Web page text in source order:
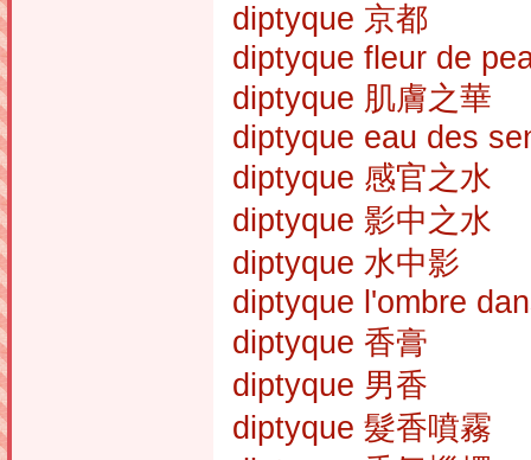
diptyque 京都
diptyque fleur de
diptyque 肌膚之華
diptyque eau des
diptyque 感官之水
diptyque 影中之水
diptyque 水中影
diptyque l'ombre
diptyque 香膏
diptyque 男香
diptyque 髮香噴霧